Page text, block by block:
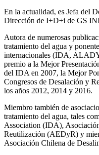
En la actualidad, es Jefa del
Dirección de I+D+i de GS
Autora de numerosas
tratamiento del agua y
internacionales (IDA,
premio a la Mejor
del IDA en 2007, la Mejor
Congresos de Desalación y
los años 2012, 2014 y 2016.
Miembro también de
tratamiento del agua, tales
Association (IDA),
Reutilización (AEDyR) y
Asociación Chilena de